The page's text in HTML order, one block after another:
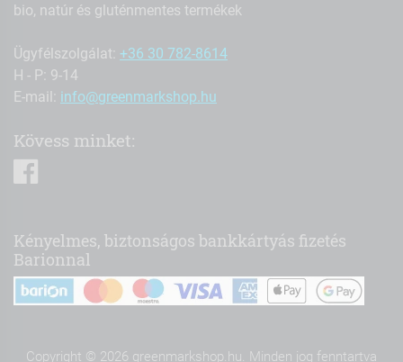
bio, natúr és gluténmentes termékek
Ügyfélszolgálat: +36 30 782-8614
H - P: 9-14
E-mail: info@greenmarkshop.hu
Kövess minket:
Kényelmes, biztonságos bankkártyás fizetés
Barionnal
Copyright © 2026 greenmarkshop.hu. Minden jog fenntartva